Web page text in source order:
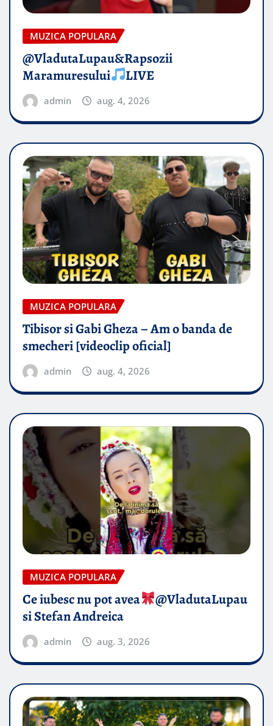
MUZICA POPULARA
@VladutaLupau&Rapsozii
Maramuresului
LIVE
admin aug. 4, 2026
MUZICA POPULARA
Tibisor si Gabi Gheza – Am o banda de
smecheri [videoclip oficial]
admin aug. 4, 2026
MUZICA POPULARA
Ce iubesc nu pot avea
​@VladutaLupau
si Stefan Andreica
admin aug. 3, 2026